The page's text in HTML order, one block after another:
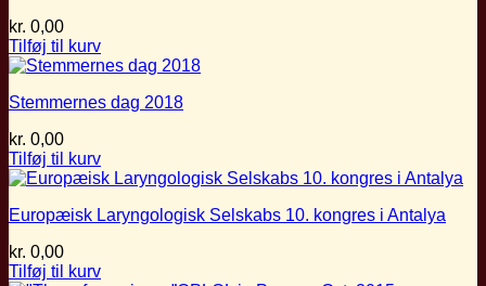
kr. 0,00
Tilføj til kurv
Stemmernes dag 2018
kr. 0,00
Tilføj til kurv
Europæisk Laryngologisk Selskabs 10. kongres i Antalya
kr. 0,00
Tilføj til kurv